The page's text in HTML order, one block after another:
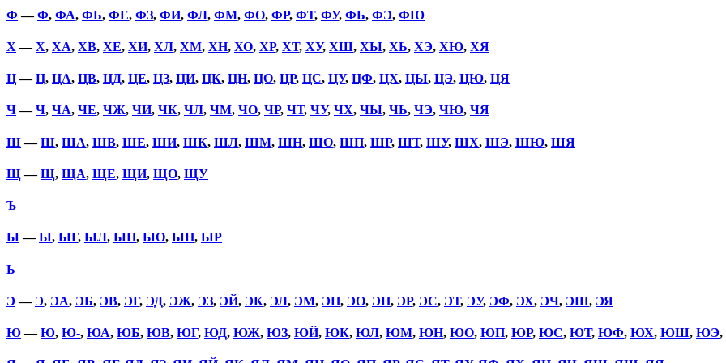
Ф —Ф, ФА, ФБ, ФЕ, ФЗ, ФИ, ФЛ, ФМ, ФО, ФР, ФТ, ФУ, ФЬ, ФЭ, ФЮ
Х —Х, ХА, ХВ, ХЕ, ХИ, ХЛ, ХМ, ХН, ХО, ХР, ХТ, ХУ, ХШ, ХЫ, ХЬ, ХЭ, ХЮ, ХЯ
Ц—Ц, ЦА, ЦВ, ЦД, ЦЕ, ЦЗ, ЦИ, ЦК, ЦН, ЦО, ЦР, ЦС, ЦУ, ЦФ, ЦХ, ЦЫ, ЦЭ, ЦЮ, ЦЯ
Ч—Ч, ЧА, ЧЕ, ЧЖ, ЧИ, ЧК, ЧЛ, ЧМ, ЧО, ЧР, ЧТ, ЧУ, ЧХ, ЧЫ, ЧЬ, ЧЭ, ЧЮ, ЧЯ
Ш—Ш, ША, ШВ, ШЕ, ШИ, ШК, ШЛ, ШМ, ШН, ШО, ШП, ШР, ШТ, ШУ, ШХ, ШЭ, ШЮ, ШЯ
Щ —Щ, ЩА, ЩЕ, ЩИ, ЩО, ЩУ
Ъ
Ы—Ы, ЫГ, ЫЛ, ЫН, ЫО, ЫП, ЫР
Ь
Э— Э, ЭА, ЭБ, ЭВ, ЭГ, ЭД, ЭЖ, ЭЗ, ЭЙ, ЭК, ЭЛ, ЭМ, ЭН, ЭО, ЭП, ЭР, ЭС, ЭТ, ЭУ, ЭФ, ЭХ, ЭЧ, ЭШ, ЭЯ
Ю—Ю, Ю-, ЮА, ЮБ, ЮВ, ЮГ, ЮД, ЮЖ, ЮЗ, ЮЙ, ЮК, ЮЛ, ЮМ, ЮН, ЮО, ЮП, ЮР, ЮС, ЮТ, ЮФ, ЮХ, ЮШ, ЮЭ,